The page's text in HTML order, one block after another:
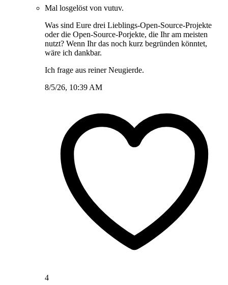
Mal losgelöst von vutuv.
Was sind Eure drei Lieblings-Open-Source-Projekte
oder die Open-Source-Porjekte, die Ihr am meisten
nutzt? Wenn Ihr das noch kurz begründen könntet,
wäre ich dankbar.
Ich frage aus reiner Neugierde.
8/5/26, 10:39 AM
4